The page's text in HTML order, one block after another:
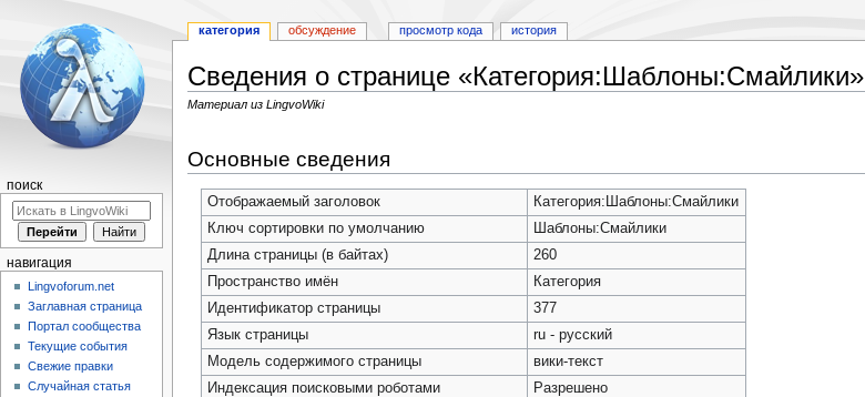
Сведения о странице «Категория:Шаблоны:Смайлики»
Материал из LingvoWiki
ккОсновные сведения
Отображаемый заголовок
Категория:Шаблоны:Смайлики
Ключ сортировки по умолчанию
Шаблоны:Смайлики
Длина страницы (в байтах)
260
Пространство имён
Категория
Идентификатор страницы
377
Язык страницы
ru - русский
Модель содержимого страницы
вики-текст
Индексация поисковыми роботами
Разрешено
категория обсуждение просмотр кода история
поиск
навигация
Lingvoforum.net
Заглавная страница
Портал сообщества
Текущие события
Свежие правки
Случайная статья